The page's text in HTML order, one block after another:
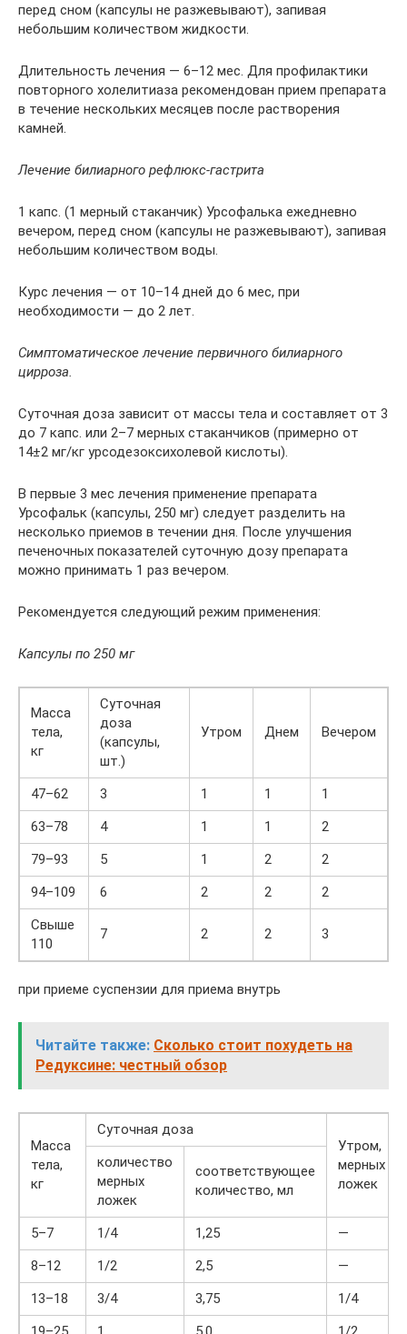
перед сном (капсулы не разжевывают), запивая
небольшим количеством жидкости.
Длительность лечения — 6–12 мес. Для профилактики
повторного холелитиаза рекомендован прием препарата
в течение нескольких месяцев после растворения
камней.
Лечение билиарного рефлюкс-гастрита
1 капс. (1 мерный стаканчик) Урсофалька ежедневно
вечером, перед сном (капсулы не разжевывают), запивая
небольшим количеством воды.
Курс лечения — от 10–14 дней до 6 мес, при
необходимости — до 2 лет.
Симптоматическое лечение первичного билиарного
цирроза.
Суточная доза зависит от массы тела и составляет от 3
до 7 капс. или 2–7 мерных стаканчиков (примерно от
14±2 мг/кг урсодезоксихолевой кислоты).
В первые 3 мес лечения применение препарата
Урсофальк (капсулы, 250 мг) следует разделить на
несколько приемов в течении дня. После улучшения
печеночных показателей суточную дозу препарата
можно принимать 1 раз вечером.
Рекомендуется следующий режим применения:
Капсулы по 250 мг
Масса
тела,
кг
Суточная
доза
(капсулы,
шт.)
Утром Днем Вечером
47–62 3 1 1
1
63–78
4 1 1
2
79–93
5 1 2
2
94–109
6 2 2
2
Свыше
110
7 2 2 3
при приеме суспензии для приема внутрь
Читайте также: Сколько стоит похудеть на
Редуксине: честный обзор
Масса
тела,
кг
Суточная доза
Утром,
мерных
ложек
количество
мерных
ложек
соответствующее
количество, мл
5–7 1/4 1,25
—
8–12
1/2 2,5
—
13–18
3/4 3,75
1/4